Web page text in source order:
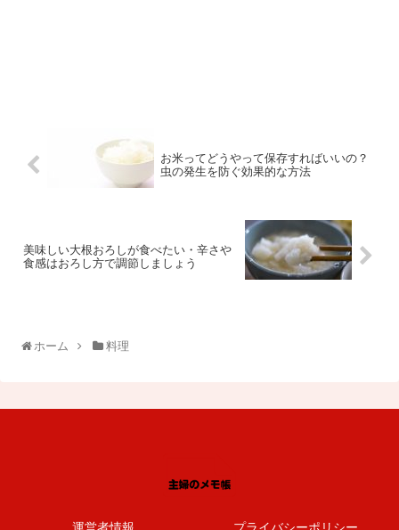
お米ってどうやって保存すればいいの？
虫の発生を防ぐ効果的な方法
美味しい大根おろしが食べたい・辛さや
食感はおろし方で調節しましょう
ホーム 料理